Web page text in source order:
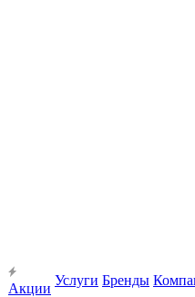
Акции
Услуги Бренды